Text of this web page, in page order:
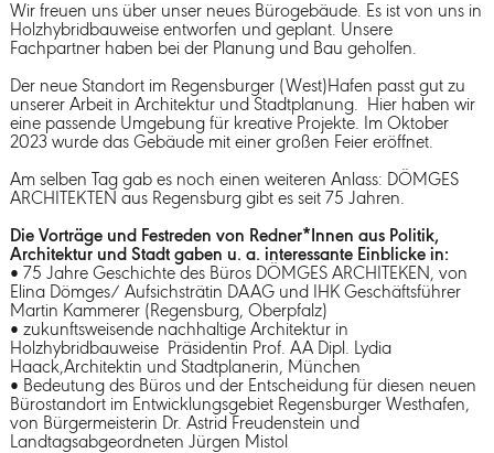
Wir freuen uns über unser neues Bürogebäude. Es ist von uns in
Holzhybridbauweise entworfen und geplant. Unsere
Fachpartner haben bei der Planung und Bau geholfen.
Der neue Standort im Regensburger (West)Hafen passt gut zu
unserer Arbeit in Architektur und Stadtplanung. Hier haben wir
eine passende Umgebung für kreative Projekte. Im Oktober
2023 wurde das Gebäude mit einer großen Feier eröffnet.
Am selben Tag gab es noch einen weiteren Anlass: DÖMGES
ARCHITEKTEN aus Regensburg gibt es seit 75 Jahren.
Die Vorträge und Festreden von Redner*Innen aus Politik,
Architektur und Stadt gaben u. a. interessante Einblicke in:
• 75 Jahre Geschichte des Büros DÖMGES ARCHITEKEN, von
Elina Dömges/ Aufsichsträtin DAAG und IHK Geschäftsführer
Martin Kammerer (Regensburg, Oberpfalz)
• zukunftsweisende nachhaltige Architektur in
Holzhybridbauweise Präsidentin Prof. AA Dipl. Lydia
Haack,Architektin und Stadtplanerin, München
• Bedeutung des Büros und der Entscheidung für diesen neuen
Bürostandort im Entwicklungsgebiet Regensburger Westhafen,
von Bürgermeisterin Dr. Astrid Freudenstein und
Landtagsabgeordneten Jürgen Mistol